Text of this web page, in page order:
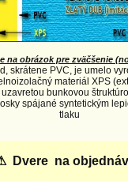
na obrázok pre zväčšenie
skrátene PVC, je umelo
materiál XPS
uzavretou bunkovou
spájané syntetickým
tlaku
Dvere na